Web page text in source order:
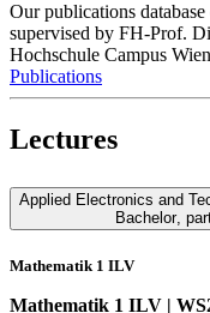
Our publications
supervised by FH-Prof.
Hochschule Campus Wien
Publications
Lectures
Applied Electronics and
Bachelor,
Mathematik 1 ILV
Mathematik 1 ILV |